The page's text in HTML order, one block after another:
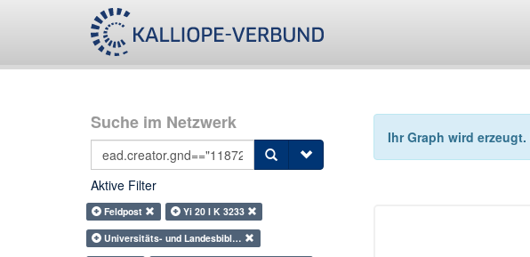
Suche im Netzwerk
Aktive Filter
Feldpost
Yi 20 I K 3233
Universitäts- und Landesbibl…
Ihr Graph wird erzeugt.